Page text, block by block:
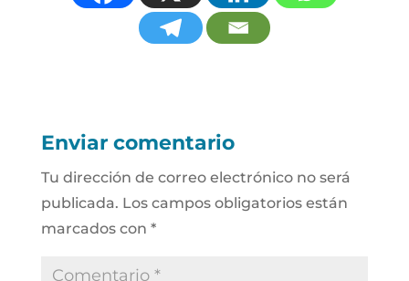
Enviar comentario
Tu dirección de correo electrónico no será
publicada. Los campos obligatorios están
marcados con *